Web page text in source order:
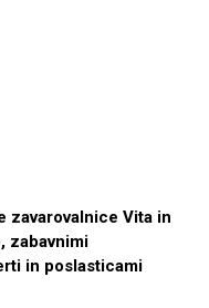
zavarovalnice Vita in
zabavnimi
in poslasticami